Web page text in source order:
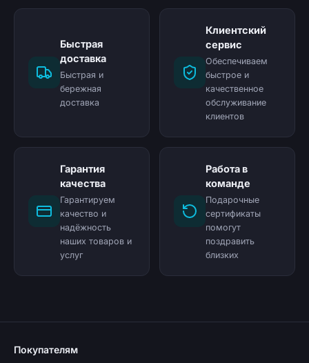
Быстрая
доставка
Быстрая и
бережная
доставка
Клиентский
сервис
Обеспечиваем
быстрое и
качественное
обслуживание
клиентов
Гарантия
качества
Гарантируем
качество и
надёжность
наших товаров и
услуг
Работа в
команде
Подарочные
сертификаты
помогут
поздравить
близких
Покупателям